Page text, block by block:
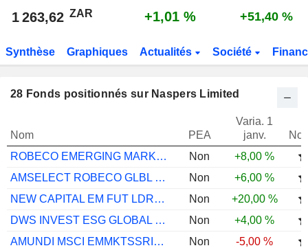
1 263,62 ZAR +1,01 % +51,40 %
Synthèse Graphiques Actualités Société
28 Fonds positionnés sur Naspers Limited
Nom PEA
Varia. 1
janv.
ROBECO EMERGING MARKETS EQUITIES I EUR
Non
+8,00 %
AMSELECT ROBECO GLBL EQ EM I USD ACC
Non
+6,00 %
NEW CAPITAL EM FUT LDRS USD I ACC
Non
+20,00 %
DWS INVEST ESG GLOBAL EM MKTS EQS LD
Non
+4,00 %
AMUNDI MSCI EMMKTSSRICLMTPRSALGD AE C
Non
-5,00 %